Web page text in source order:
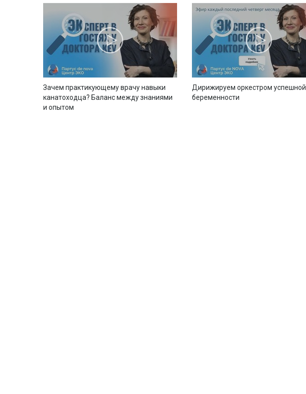
Зачем практикующему врачу навыки
канатоходца? Баланс между знаниями
и опытом
Дирижируем оркестром успешной
беременности